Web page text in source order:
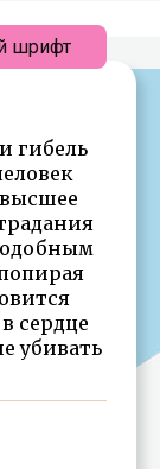
гибель
высшее
сердце
убивать
шрифт